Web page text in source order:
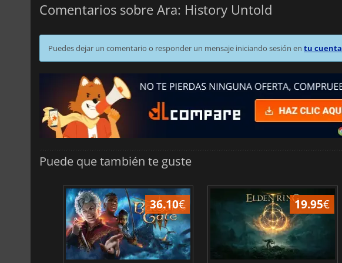
Comentarios sobre Ara: History Untold
Puedes dejar un comentario o responder un mensaje iniciando sesión en tu cuenta
Puede que también te guste
36.10€ 19.95€